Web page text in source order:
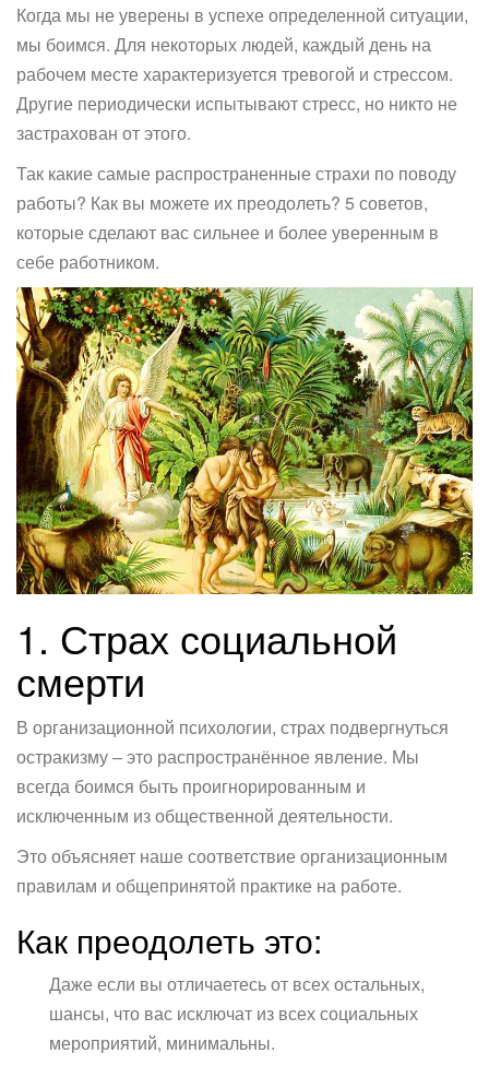
Когда мы не уверены в успехе определенной ситуации,
мы боимся. Для некоторых людей, каждый день на
рабочем месте характеризуется тревогой и стрессом.
Другие периодически испытывают стресс, но никто не
застрахован от этого.
Так какие самые распространенные страхи по поводу
работы? Как вы можете их преодолеть? 5 советов,
которые сделают вас сильнее и более уверенным в
себе работником.
1. Страх социальной
смерти
В организационной психологии, страх подвергнуться
остракизму – это распространённое явление. Мы
всегда боимся быть проигнорированным и
исключенным из общественной деятельности.
Это объясняет наше соответствие организационным
правилам и общепринятой практике на работе.
Как преодолеть это:
Даже если вы отличаетесь от всех остальных,
шансы, что вас исключат из всех социальных
мероприятий, минимальны.